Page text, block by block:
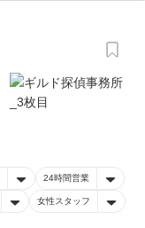
24時間営業
女性スタッフ